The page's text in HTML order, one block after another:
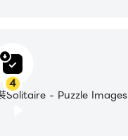
4
Solitaire - Puzzle Images